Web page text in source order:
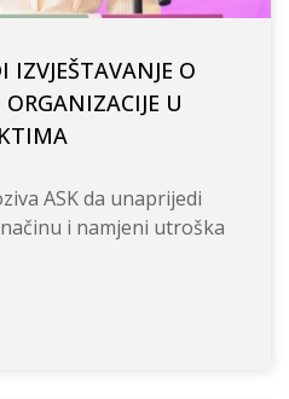
IZVJEŠTAVANJE O
U
ASK da unaprijedi
i namjeni utroška